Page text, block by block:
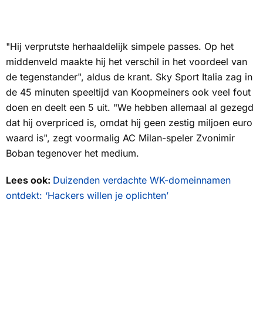
"Hij verprutste herhaaldelijk simpele passes. Op het
middenveld maakte hij het verschil in het voordeel van
de tegenstander", aldus de krant. Sky Sport Italia zag in
de 45 minuten speeltijd van Koopmeiners ook veel fout
doen en deelt een 5 uit. "We hebben allemaal al gezegd
dat hij overpriced is, omdat hij geen zestig miljoen euro
waard is", zegt voormalig AC Milan-speler Zvonimir
Boban tegenover het medium.
Lees ook: Duizenden verdachte WK-domeinnamen
ontdekt: ‘Hackers willen je oplichten’